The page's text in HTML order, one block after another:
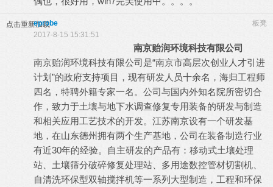
点击重新加载 板凳
eprobe
2017-8-15 15:31:51
南京贻润环境科技有限公司
南京贻润环境科技有限公司是“南京市高层次创业人才引进
计划”的政府支持项目，现有研发人员十余名，海归工程师
四名，特聘外籍专家一名。公司与国内外知名院所密切合
作，致力于土壤与地下水调查修复专用装备的研发与制造
和相关应用工艺技术的开发。江苏南京设有一个研发基
地，在山东德州拥有两个生产基地，公司在装备制造行业
有近30年的经验。自主研发的产品有：移动式土壤处理
站、土壤筛分破碎修复处理站、多用途数控管材切割机、
自清洗环保型双轴搅拌机等一系列大型制造，工程和环保